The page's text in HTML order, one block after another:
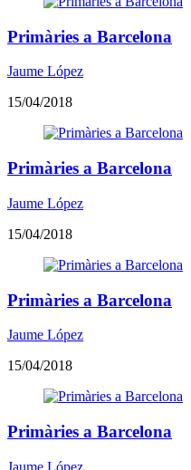
Primàries a Barcelona
Jaume López
15/04/2018
Primàries a Barcelona
Jaume López
15/04/2018
Primàries a Barcelona
Jaume López
15/04/2018
Primàries a Barcelona
Jaume López